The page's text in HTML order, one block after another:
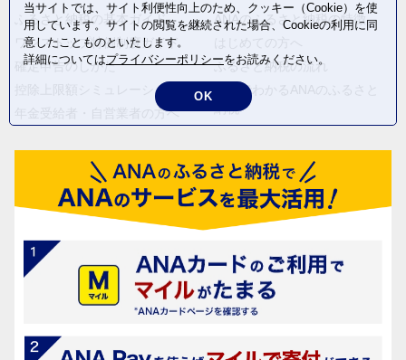
ふるさと納税の基本ガイド
ワンストップ特例制度ガイド
確定申告のしかた
控除上限額シミュレーション
年金受給者・自営業者の方へ
ANAのふるさと納税の特徴
ふるさと納税の流れ
動画でわかるANAのふるさと
納税
当サイトでは、サイト利便性向上のため、クッキー（Cookie）を使
用しています。サイトの閲覧を継続された場合、Cookieの利用に同
意したことものといたします。
詳細についてはプライバシーポリシーをお読みください。
OK